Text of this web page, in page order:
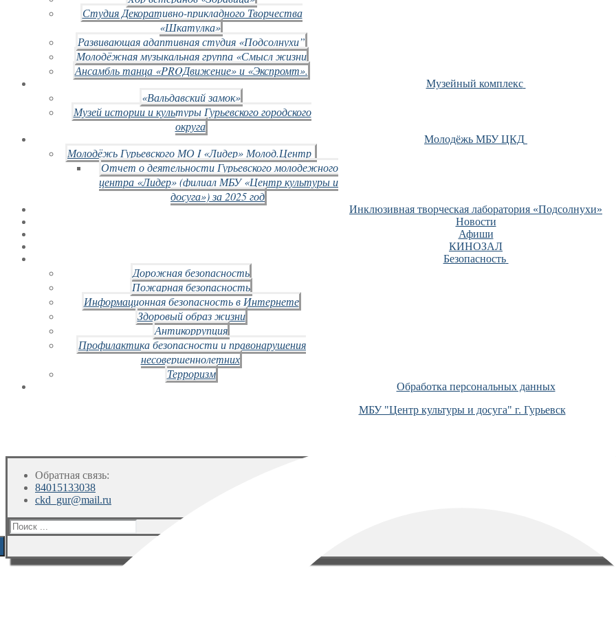
Студия Декоративно-прикладного Творчества
«Шкатулка»
Развивающая адаптивная студия «Подсолнухи”
Молодёжная музыкальная группа «Смысл жизни
Ансамбль танца «PROДвижение» и «Экспромт».
Музейный комплекс
«Вальдавский замок»
Музей истории и культуры Гурьевского городского
округа
Молодёжь МБУ ЦКД
Молодёжь Гурьевского МО I «Лидер» Молод.Центр
Отчет о деятельности Гурьевского молодежного
центра «Лидер» (филиал МБУ «Центр культуры и
досуга») за 2025 год
Инклюзивная творческая лаборатория «Подсолнухи»
Новости
Афиши
КИНОЗАЛ
Безопасность
Дорожная безопасность
Пожарная безопасность
Информационная безопасность в Интернете
Здоровый образ жизни
Антикоррупция
Профилактика безопасности и правонарушения
несовершеннолетних
Терроризм
Обработка персональных данных
МБУ "Центр культуры и досуга" г. Гурьевск
Обратная связь:
84015133038
ckd_gur@mail.ru
Искать: